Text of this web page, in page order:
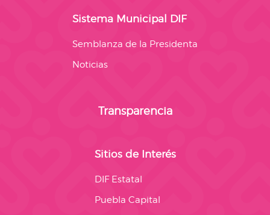
Sistema Municipal DIF
Semblanza de la Presidenta
Noticias
Transparencia
Sitios de Interés
DIF Estatal
Puebla Capital